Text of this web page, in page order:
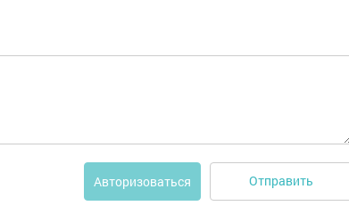
Авторизоваться Отправить